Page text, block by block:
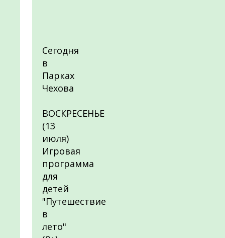
Сегодня
в
Парках
Чехова
ВОСКРЕСЕНЬЕ
(13
июля)
Игровая
программа
для
детей
"Путешествие
в
лето"